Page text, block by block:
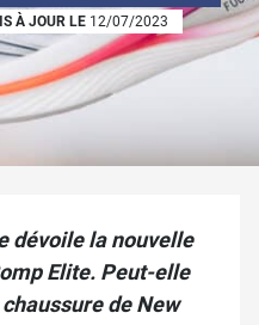
À JOUR LE 12/07/2023
dévoile la nouvelle
Elite. Peut-elle
de New